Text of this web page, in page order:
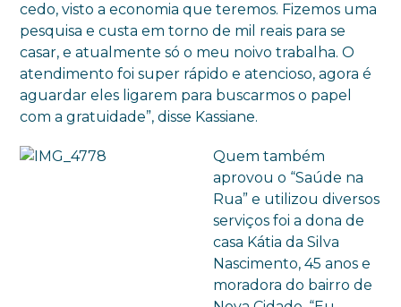
cedo, visto a economia que teremos. Fizemos uma
pesquisa e custa em torno de mil reais para se
casar, e atualmente só o meu noivo trabalha. O
atendimento foi super rápido e atencioso, agora é
aguardar eles ligarem para buscarmos o papel
com a gratuidade”, disse Kassiane.
Quem também
aprovou o “Saúde na
Rua” e utilizou diversos
serviços foi a dona de
casa Kátia da Silva
Nascimento, 45 anos e
moradora do bairro de